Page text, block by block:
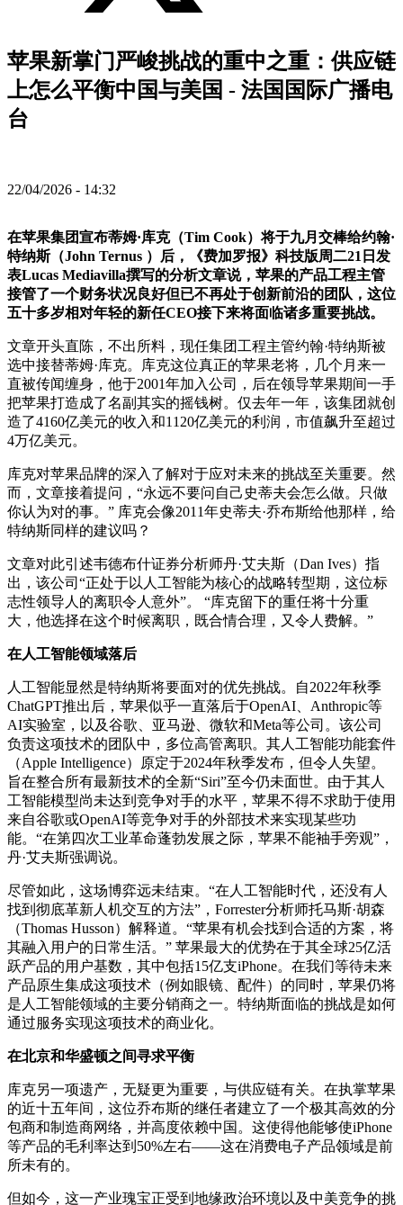
苹果新掌门严峻挑战的重中之重：供应链
上怎么平衡中国与美国 - 法国国际广播电
台
22/04/2026 - 14:32
在苹果集团宣布蒂姆·库克（Tim Cook）将于九月交棒给约翰·
特纳斯（John Ternus ）后，《费加罗报》科技版周二21日发
表Lucas Mediavilla撰写的分析文章说，苹果的产品工程主管
接管了一个财务状况良好但已不再处于创新前沿的团队，这位
五十多岁相对年轻的新任CEO接下来将面临诸多重要挑战。
文章开头直陈，不出所料，现任集团工程主管约翰·特纳斯被
选中接替蒂姆·库克。库克这位真正的苹果老将，几个月来一
直被传闻缠身，他于2001年加入公司，后在领导苹果期间一手
把苹果打造成了名副其实的摇钱树。仅去年一年，该集团就创
造了4160亿美元的收入和1120亿美元的利润，市值飙升至超过
4万亿美元。
库克对苹果品牌的深入了解对于应对未来的挑战至关重要。然
而，文章接着提问，“永远不要问自己史蒂夫会怎么做。只做
你认为对的事。” 库克会像2011年史蒂夫·乔布斯给他那样，给
特纳斯同样的建议吗？
文章对此引述韦德布什证券分析师丹·艾夫斯（Dan Ives）指
出，该公司“正处于以人工智能为核心的战略转型期，这位标
志性领导人的离职令人意外”。 “库克留下的重任将十分重
大，他选择在这个时候离职，既合情合理，又令人费解。”
在人工智能领域落后
人工智能显然是特纳斯将要面对的优先挑战。自2022年秋季
ChatGPT推出后，苹果似乎一直落后于OpenAI、Anthropic等
AI实验室，以​​及谷歌、亚马逊、微软和Meta等公司。该公司
负责这项技术的团队中，多位高管离职。其人工智能功能套件
（Apple Intelligence）原定于2024年秋季发布，但令人失望。
旨在整合所有最新技术的全新“Siri”至今仍未面世。由于其人
工智能模型尚未达到竞争对手的水平，苹果不得不求助于使用
来自谷歌或OpenAI等竞争对手的外部技术来实现某些功
能。“在第四次工业革命蓬勃发展之际，苹果不能袖手旁观”，
丹·艾夫斯强调说。
尽管如此，这场博弈远未结束。“在人工智能时代，还没有人
找到彻底革新人机交互的方法”，Forrester分析师托马斯·胡森
（Thomas Husson）解释道。“苹果有机会找到合适的方案，将
其融入用户的日常生活。” 苹果最大的优势在于其全球25亿活
跃产品的用户基数，其中包括15亿支iPhone。在我们等待未来
产品原生集成这项技术（例如眼镜、配件）的同时，苹果仍将
是人工智能领域的主要分销商之一。特纳斯面临的挑战是如何
通过服务实现这项技术的商业化。
在北京和华盛顿之间寻求平衡
库克另一项遗产，无疑更为重要，与供应链有关。在执掌苹果
的近十五年间，这位乔布斯的继任者建立了一个极其高效的分
包商和制造商网络，并高度依赖中国。这使得他能够使iPhone
等产品的毛利率达到50%左右——这在消费电子产品领域是前
所未有的。
但如今，这一产业瑰宝正受到地缘政治环境以及中美竞争的挑